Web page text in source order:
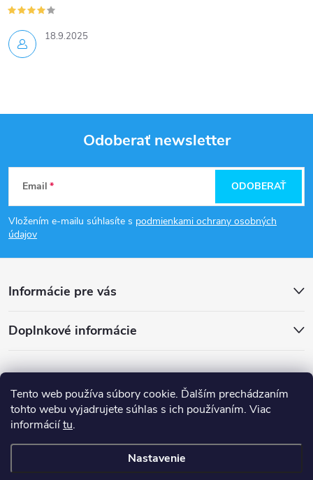
Tento web používa súbory cookie. Ďalším prechádzaním
tohto webu vyjadrujete súhlas s ich používaním. Viac
informáciítu.
Nastavenie
18.9.2025
Z
á
p
ä
e
Odoberať newsletter
Email
Vložením e-mailu súhlasíte s podmienkami ochrany osobných
údajov
ODOBERAŤ
Informácie pre vás
Doplnkové informácie